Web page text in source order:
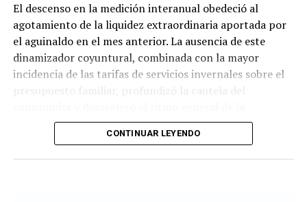
El descenso en la medición interanual obedeció al
agotamiento de la liquidez extraordinaria aportada por
el aguinaldo en el mes anterior. La ausencia de este
dinamizador coyuntural, combinada con la mayor
incidencia de las tarifas de servicios invernales sobre el
presupuesto familiar, profundizó la cautela del
actividad.
CONTINUAR LEYENDO